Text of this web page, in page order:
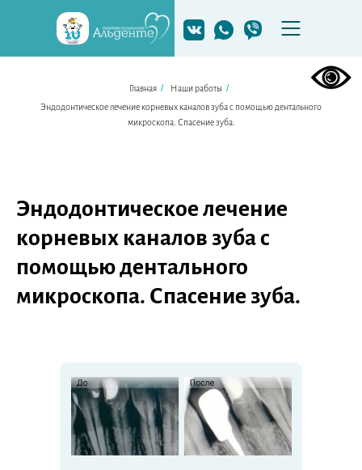
Главная / Наши работы /
Эндодонтическое лечение корневых каналов зуба с помощью дентального
микроскопа. Спасение зуба.
Эндодонтическое лечение
корневых каналов зуба с
помощью дентального
микроскопа. Спасение зуба.